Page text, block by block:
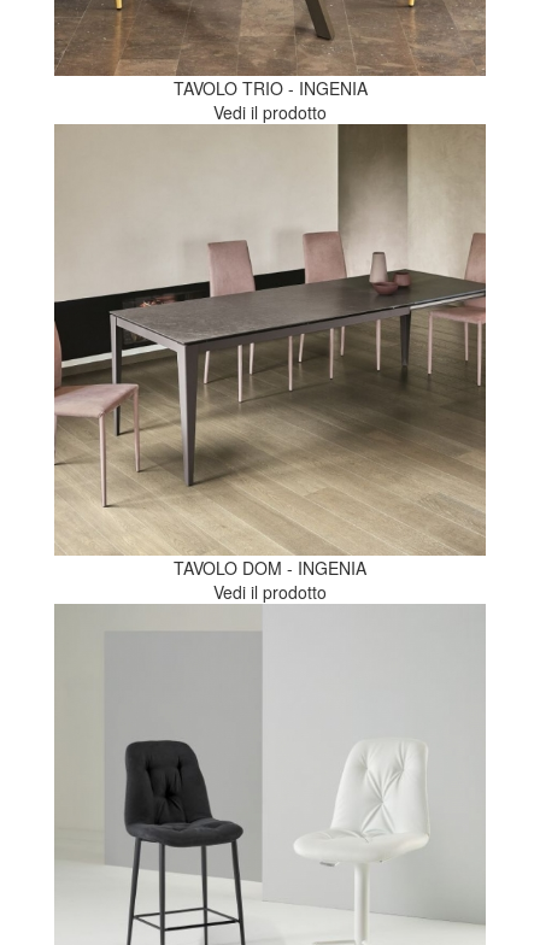
TAVOLO TRIO - INGENIA
Vedi il prodotto
TAVOLO DOM - INGENIA
Vedi il prodotto